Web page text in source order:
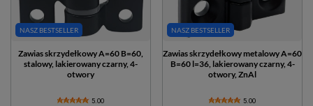
NASZ BESTSELLER
Zawias skrzydełkowy A=60 B=60,
stalowy, lakierowany czarny, 4-
otwory
5.00
NASZ BESTSELLER
Zawias skrzydełkowy metalowy A=60
B=60 l=36, lakierowany czarny, 4-
otwory, ZnAl
5.00